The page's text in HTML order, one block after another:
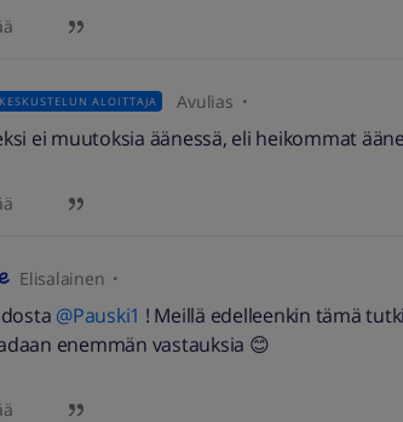
KESKUSTELUN ALOITTAJA Avulias
ei muutoksia äänessä, eli heikommat
Elisalainen
@Pauski1 ! Meillä edelleenkin tämä
enemmän vastauksia 😊